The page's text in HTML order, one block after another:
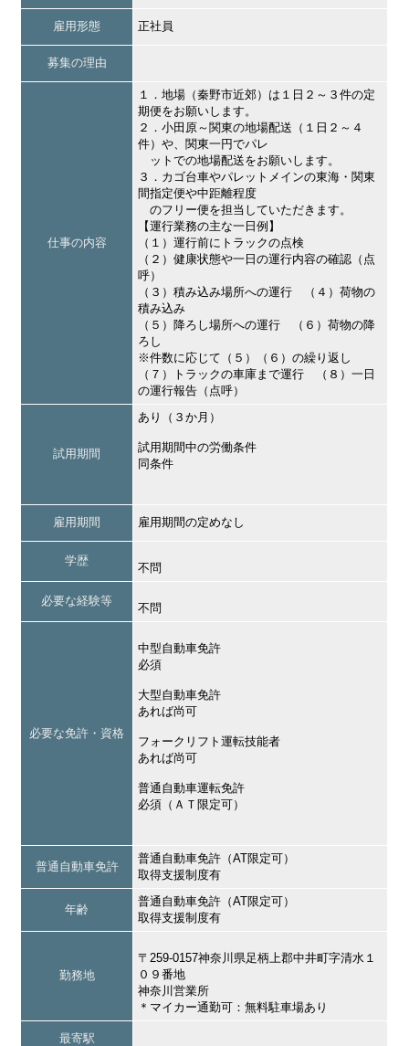
雇用形態 正社員
募集の理由
仕事の内容
１．地場（秦野市近郊）は１日２～３件の定
期便をお願いします。
２．小田原～関東の地場配送（１日２～４
件）や、関東一円でパレ
ットでの地場配送をお願いします。
３．カゴ台車やパレットメインの東海・関東
間指定便や中距離程度
のフリー便を担当していただきます。
【運行業務の主な一日例】
（１）運行前にトラックの点検
（２）健康状態や一日の運行内容の確認（点
呼）
（３）積み込み場所への運行 （４）荷物の
積み込み
（５）降ろし場所への運行 （６）荷物の降
ろし
※件数に応じて（５）（６）の繰り返し
（７）トラックの車庫まで運行 （８）一日
の運行報告（点呼）
試用期間
あり（３か月）
試用期間中の労働条件
同条件
雇用期間 雇用期間の定めなし
学歴
不問
必要な経験等
不問
必要な免許・資格
中型自動車免許
必須
大型自動車免許
あれば尚可
フォークリフト運転技能者
あれば尚可
普通自動車運転免許
必須（ＡＴ限定可）
普通自動車免許
普通自動車免許（AT限定可）
取得支援制度有
年齢
普通自動車免許（AT限定可）
取得支援制度有
勤務地
〒259-0157神奈川県足柄上郡中井町字清水１
０９番地
神奈川営業所
＊マイカー通勤可：無料駐車場あり
最寄駅